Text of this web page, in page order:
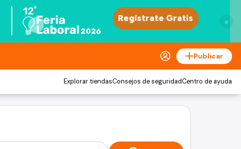
×
Publicar
Explorar tiendasConsejos de seguridadCentro de ayuda